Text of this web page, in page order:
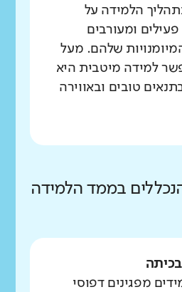
הלמידה על
ומעורבים
שלהם. מעל
למידה מיטבית היא
טובים ובאווירה
בממד הלמידה
מפגינים דפוסי